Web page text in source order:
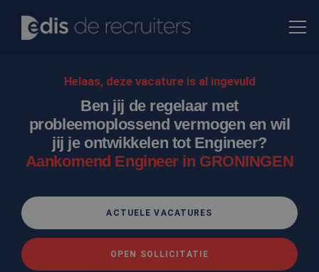
Helaas, deze vacature is al ingevuld
Ben jij de regelaar met
probleemoplossend vermogen en wil
jij je ontwikkelen tot Engineer?
Aankomend Engineer in GRONINGEN
ACTUELE VACATURES
OPEN SOLLICITATIE